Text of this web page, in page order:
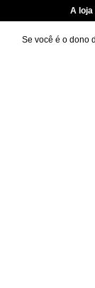
A
Se você é o dono